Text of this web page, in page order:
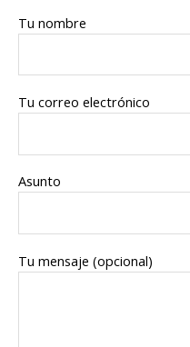
Tu nombre
Tu correo electrónico
Asunto
Tu mensaje (opcional)